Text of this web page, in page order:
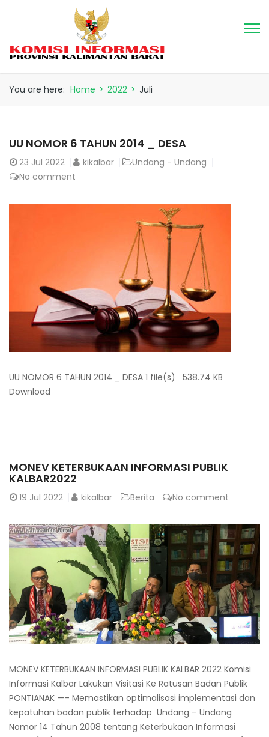
You are here: Home > 2022 > Juli
UU NOMOR 6 TAHUN 2014 _ DESA
23 Jul 2022 kikalbar
Undang - Undang
No comment
UU NOMOR 6 TAHUN 2014 _ DESA 1 file(s) 538.74 KB
Download
MONEV KETERBUKAAN INFORMASI PUBLIK
KALBAR2022
19 Jul 2022 kikalbar Berita No comment
MONEV KETERBUKAAN INFORMASI PUBLIK KALBAR 2022 Komisi
Informasi Kalbar Lakukan Visitasi Ke Ratusan Badan Publik
PONTIANAK —– Memastikan optimalisasi implementasi dan
kepatuhan badan publik terhadap Undang – Undang
Nomor 14 Tahun 2008 tentang Keterbukaan Informasi